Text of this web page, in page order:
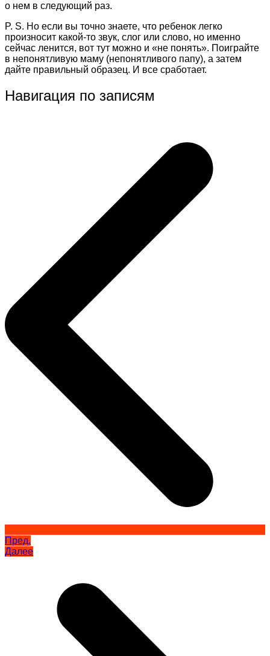
о нем в следующий раз.
P. S. Но если вы точно знаете, что ребенок легко
произносит какой-то звук, слог или слово, но именно
сейчас ленится, вот тут можно и «не понять». Поиграйте
в непонятливую маму (непонятливого папу), а затем
дайте правильный образец. И все сработает.
Навигация по записям
Пред.
Далее